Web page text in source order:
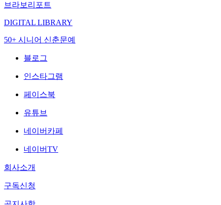
브라보리포트
DIGITAL LIBRARY
50+ 시니어 신춘문예
블로그
인스타그램
페이스북
유튜브
네이버카페
네이버TV
회사소개
구독신청